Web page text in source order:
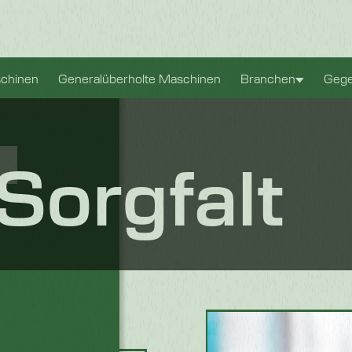
Generalüberholte Maschinen Branchen
zu bieten.
um die